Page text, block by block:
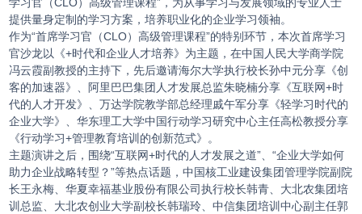
学习官（CLO）高级管理课程”，为从事学习与发展领域的专业人士
提供量身定制的学习方案，培养职业化的企业学习领袖。
作为“首席学习官（CLO）高级管理课程”的特别环节，本次首席学习
官沙龙以《+时代和企业人才培养》为主题，在中国人民大学商学院
冯云霞副教授的主持下，先后邀请海尔大学执行校长孙中元分享《创
客的加速器》、阿里巴巴集团人才发展总监朱晓楠分享《互联网+时
代的人才开发》、万达学院教学部总经理戚午军分享《轻学习时代的
企业大学》、华东理工大学中国行动学习研究中心主任高松教授分享
《行动学习+管理教育培训的创新范式》。
主题演讲之后，围绕“互联网+时代的人才发展之道”、“企业大学如何
助力企业战略转型？”等热点话题，中国核工业建设集团管理学院副院
长王永梅、华夏幸福基业股份有限公司执行校长韩青、大北农集团培
训总监、大北农创业大学副校长韩瑞玲、中信集团培训中心副主任郭